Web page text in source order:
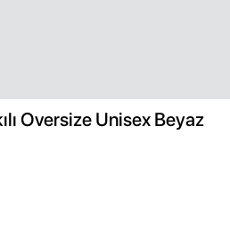
Oversize Unisex Beyaz